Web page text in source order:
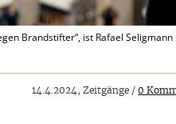
Brandstifter“, ist Rafael
14.4.2024, Zeitgänge /0